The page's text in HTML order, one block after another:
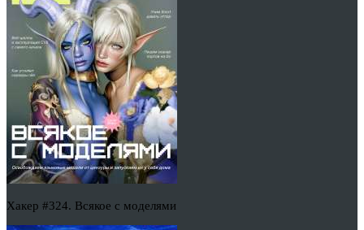
Хакер #324. Всякое с моделями